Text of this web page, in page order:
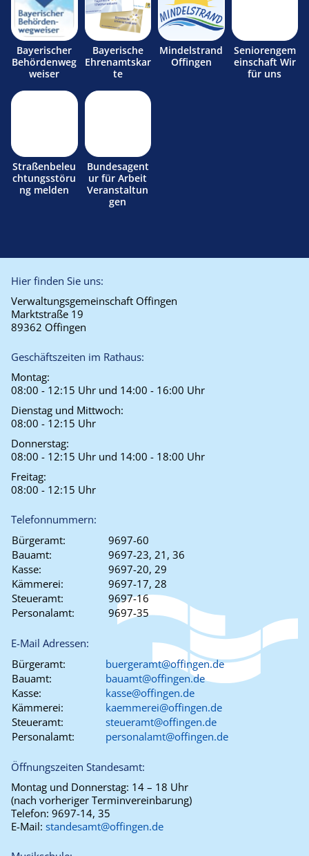
Bayerischer
Behördenweg
weiser
Bayerische
Ehrenamtskar
te
Mindelstrand
Offingen
Seniorengem
einschaft Wir
für uns
Straßenbeleu
chtungsstöru
ng melden
Bundesagent
ur für Arbeit
Veranstaltun
gen
Hier finden Sie uns:
Verwaltungsgemeinschaft Offingen
Marktstraße 19
89362 Offingen
Geschäftszeiten im Rathaus:
Montag:
08:00 - 12:15 Uhr und 14:00 - 16:00 Uhr
Dienstag und Mittwoch:
08:00 - 12:15 Uhr
Donnerstag:
08:00 - 12:15 Uhr und 14:00 - 18:00 Uhr
Freitag:
08:00 - 12:15 Uhr
Telefonnummern:
Bürgeramt:
9697-60
Bauamt:
9697-23, 21, 36
Kasse:
9697-20, 29
Kämmerei:
9697-17, 28
Steueramt:
9697-16
Personalamt:
9697-35
E-Mail Adressen:
Bürgeramt:
buergeramt@offingen.de
Bauamt:
bauamt@offingen.de
Kasse:
kasse@offingen.de
Kämmerei:
kaemmerei@offingen.de
Steueramt:
steueramt@offingen.de
Personalamt:
personalamt@offingen.de
Öffnungszeiten Standesamt:
Montag und Donnerstag: 14 – 18 Uhr
(nach vorheriger Terminvereinbarung)
Telefon: 9697-14, 35
E-Mail: standesamt@offingen.de